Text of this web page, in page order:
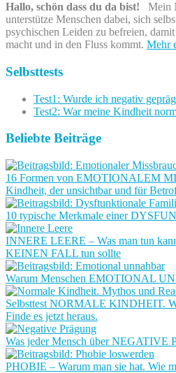
Hallo, schön dass du da bist! Mein
unterstütze Menschen dabei, sich
psychischen Leiden zu befreien,
macht und in den Fluss kommt. Mehr
Selbsttests
Test1: Wurde ich negativ
Test2: War meine Kindheit
Beliebte Beiträge
16 Formen von EMOTIONALEM
Kindheit, der unsichtbar und für
10 typische Merkmale einer
INNERE LEERE – Was man tun
KEINEN FALL tun sollte
Warum Menschen EMOTIONAL
Selbsttest NORMALE KINDHEIT.
Finde es jetzt heraus.
Was jeder Mensch über NEGATIVE
PHOBIE – Warum man sie hat. Wie